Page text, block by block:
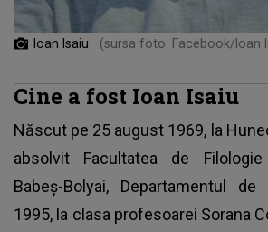
Ioan Isaiu (sursa foto: Facebook/Ioan
Cine a fost Ioan Isaiu
Născut pe 25 august 1969, la
absolvit Facultatea de
Babeș-Bolyai, Departamentul de
1995, la clasa profesoarei Sorana